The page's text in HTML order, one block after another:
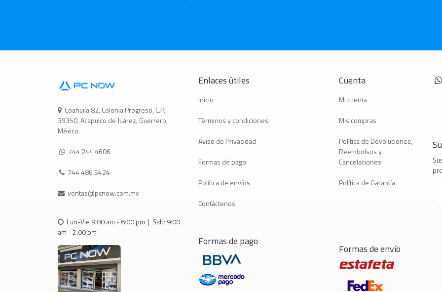
Coahuila 82, Colonia Progreso, C.P.
39350, Acapulco de Juárez, Guerrero,
México.
744 244 4606
744 486 5424
ventas@pcnow.com.mx
Lun-Vie 9:00 am - 6:00 pm | Sab: 9:00
am - 2:00 pm
Enlaces útiles
Inicio
Términos y condiciones
Aviso de Privacidad
Formas de pago
Política de envíos
Contáctenos
Formas de pago
Cuenta
Mi cuenta
Mis compras
Política de Devoluciones,
Reembolsos y
Cancelaciones
Política de Garantía
Formas de envío